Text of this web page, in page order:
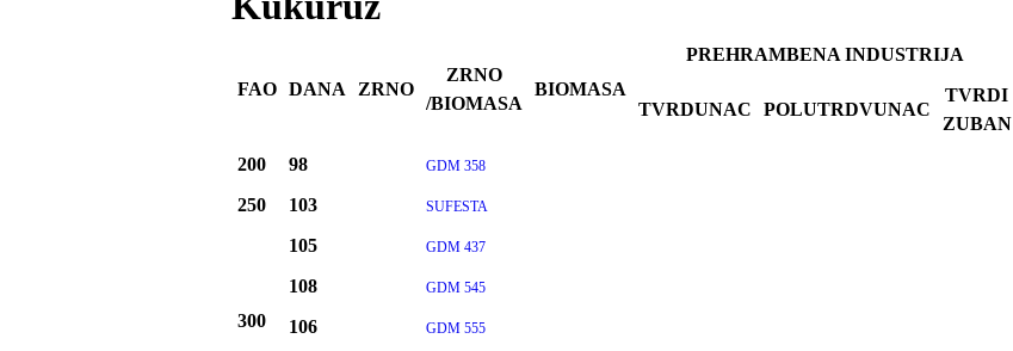
FAO DANA ZRNO
ZRNO
/BIOMASA
BIOMASA
PREHRAMBENA INDUSTRIJA
TVRDUNAC POLUTRDVUNAC
TVRDI
ZUBAN
200
98 GDM 358
250 103 SUFESTA
300
105 GDM 437
108 GDM 545
106 GDM 555